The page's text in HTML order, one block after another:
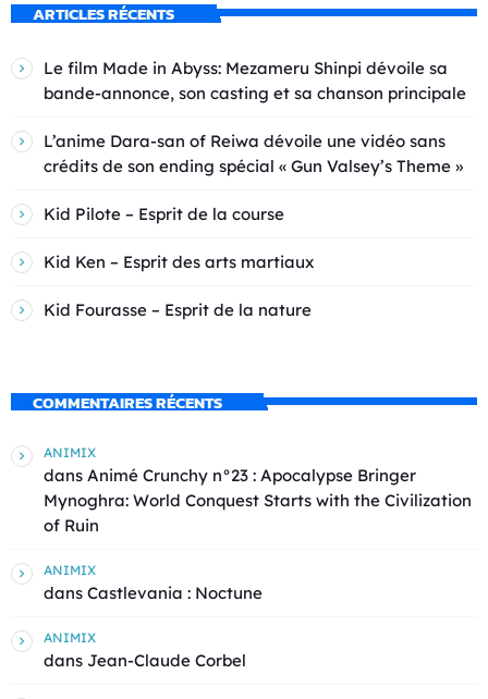
ARTICLES RÉCENTS
Le film Made in Abyss: Mezameru Shinpi dévoile sa
bande-annonce, son casting et sa chanson principale
L’anime Dara-san of Reiwa dévoile une vidéo sans
crédits de son ending spécial « Gun Valsey’s Theme »
Kid Pilote – Esprit de la course
Kid Ken – Esprit des arts martiaux
Kid Fourasse – Esprit de la nature
COMMENTAIRES RÉCENTS
ANIMIX
dans Animé Crunchy n°23 : Apocalypse Bringer
Mynoghra: World Conquest Starts with the Civilization
of Ruin
ANIMIX
dans Castlevania : Noctune
ANIMIX
dans Jean-Claude Corbel